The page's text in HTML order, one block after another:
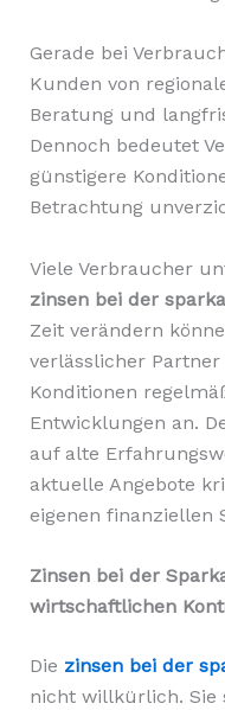
Gerade bei
Kunden von
Beratung und
Dennoch bedeutet
günstigere
Betrachtung
Viele Verbraucher
zinsen bei der
Zeit verändern
verlässlicher
Konditionen
Entwicklungen an.
auf alte
aktuelle Angebote
eigenen finanziellen
Zinsen bei der
wirtschaftlichen
Die zinsen bei der
nicht willkürlich. Sie